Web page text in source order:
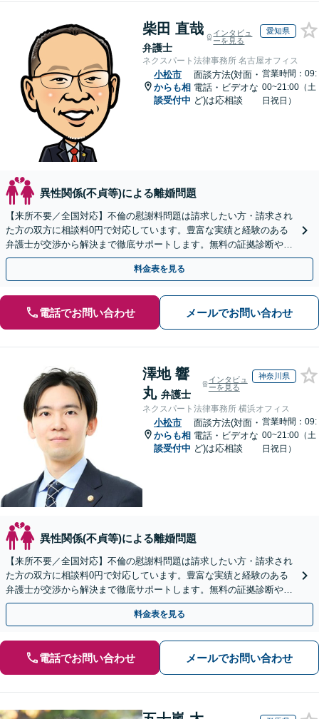
柴田 直哉
弁護士
インタビュ
ーを見る
愛知県
ネクスパート法律事務所 名古屋オフィス
小松市
からも相
談受付中
面談方法(対面・
電話・ビデオな
ど)は応相談
営業時間：09:
00~21:00（土
日祝日）
異性関係(不貞等)による離婚問題
【来所不要／全国対応】不倫の慰謝料問題は請求したい方・請求され
た方の双方に相談料0円で対応しています。豊富な実績と経験のある
弁護士が交渉から解決まで徹底サポートします。無料の証拠診断や着
手金の返還保証もありますので安心してご相談ください。
料金表を見る
電話でお問い合わせ メールでお問い合わせ
澤地 響
丸 弁護士
インタビュ
ーを見る
神奈川県
ネクスパート法律事務所 横浜オフィス
小松市
からも相
談受付中
面談方法(対面・
電話・ビデオな
ど)は応相談
営業時間：09:
00~21:00（土
日祝日）
異性関係(不貞等)による離婚問題
【来所不要／全国対応】不倫の慰謝料問題は請求したい方・請求され
た方の双方に相談料0円で対応しています。豊富な実績と経験のある
弁護士が交渉から解決まで徹底サポートします。無料の証拠診断や着
手金の返還保証もありますので安心してご相談ください。
料金表を見る
電話でお問い合わせ メールでお問い合わせ